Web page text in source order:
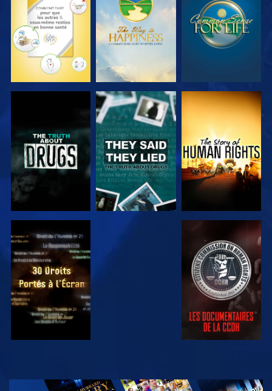
REGARDER REGARDER
REGARDER REGARDER
REGARDER
DÉCOUVRIR